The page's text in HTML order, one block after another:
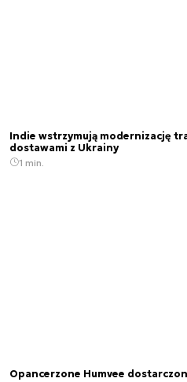
Indie wstrzymują modernizację
dostawami z Ukrainy
1 min.
Opancerzone Humvee